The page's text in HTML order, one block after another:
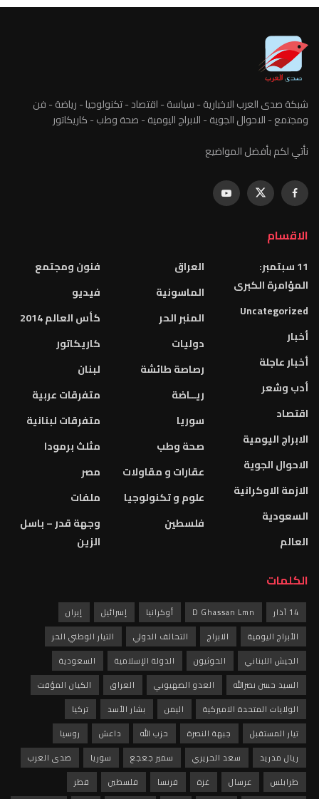
شبكة صدى العرب الاخبارية - سياسة - اقتصاد - تكنولوجيا - رياضة - فن
ومجتمع - الاحوال الجوية - الابراج اليومية - صحة وطب - كاريكاتور
نأتي لكم بأفضل المواضيع
الاقسام
11 سبتمبر:
المؤامرة الكبرى
Uncategorized
أخبار
أخبار عاجلة
أدب وشعر
اقتصاد
الابراج اليومية
الاحوال الجوية
الازمة الاوكرانية
السعودية
العالم
العراق
الماسونية
المنبر الحر
دوليات
رصاصة طائشة
ريــاضة
سوريا
صحة وطب
عقارات و مقاولات
علوم و تكنولوجيا
فلسطين
فنون ومجتمع
فيديو
كأس العالم 2014
كاريكاتور
لبنان
متفرقات عربية
متفرقات لبنانية
مثلث برمودا
مصر
ملفات
وجهة قدر – باسل
الزين
الكلمات
14 آذار D Ghassan Lmn أوكرانيا إسرائيل
إيران
الأبراج اليومية
الابراج التحالف الدولي
التيار الوطني الحر
الجيش اللبناني
الحوثيون الدولة الإسلامية
السعودية
السيد حسن نصرالله
العدو الصهيوني العراق
الكيان المؤقت
الولايات المتحدة الاميركية
اليمن بشار الأسد
تركيا
تيار المستقبل
جبهة النصرة حزب الله داعش
روسيا
ريال مدريد
سعد الحريري سمير جعجع سوريا
صدى العرب
طرابلس
عرسال غزة فرنسا فلسطين
قطر